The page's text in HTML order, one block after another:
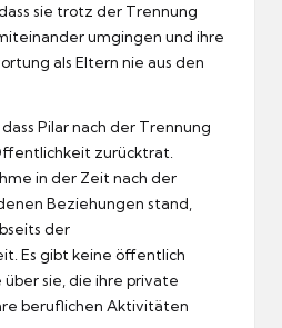
sie trotz der Trennung
umgingen und ihre
als Eltern nie aus den
Pilar nach der Trennung
zurücktrat.
in der Zeit nach der
Beziehungen stand,
der
Es gibt keine öffentlich
sie, die ihre private
beruflichen Aktivitäten